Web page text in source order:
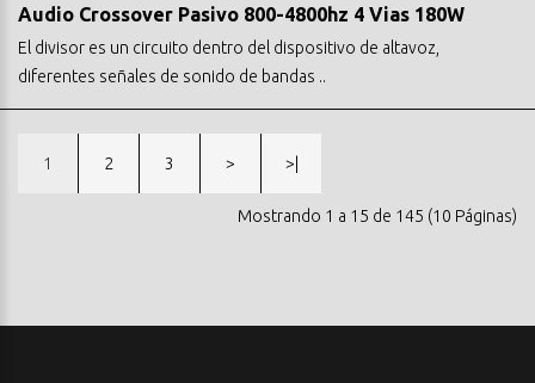
Audio Crossover Pasivo 800-4800hz 4 Vias 180W
El divisor es un circuito dentro del dispositivo de altavoz,
diferentes señales de sonido de bandas ..
1 2 3 > >|
Mostrando 1 a 15 de 145 (10 Páginas)